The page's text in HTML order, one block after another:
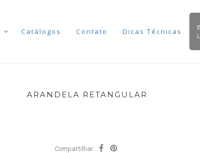
Catálogos Contato Dicas Técnicas
ARANDELA RETANGULAR
Compartilhar: